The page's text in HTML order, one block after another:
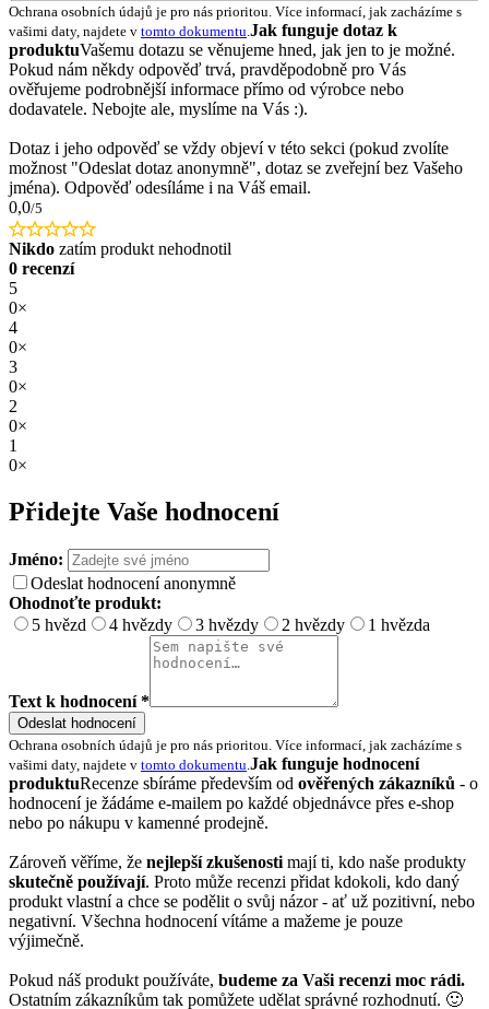
Ochrana osobních údajů je pro nás prioritou. Více informací, jak zacházíme s
vašimi daty, najdete v tomto dokumentu Jak funguje dotaz k
produktuVašemu dotazu se věnujeme hned, jak jen to je možné.
Pokud nám někdy odpověď trvá, pravděpodobně pro Vás
ověřujeme podrobnější informace přímo od výrobce nebo
dodavatele. Nebojte ale, myslíme na Vás :).
Dotaz i jeho odpověď se vždy objeví v této sekci (pokud zvolíte
možnost "Odeslat dotaz anonymně", dotaz se zveřejní bez Vašeho
jména). Odpověď odesíláme i na Váš email.
0,0/5
Nikdo zatím produkt nehodnotil
0 recenzí
5
0×
4
0×
3
0×
2
0×
1
0×
Přidejte Vaše hodnocení
Jméno:
Odeslat hodnocení anonymně
Ohodnoťte produkt:
5 hvězd
4 hvězdy 3 hvězdy 2 hvězdy 1 hvězda
Text k hodnocení *
Odeslat hodnocení
Ochrana osobních údajů je pro nás prioritou. Více informací, jak zacházíme s
vašimi daty, najdete v tomto dokumentu Jak funguje hodnocení
produktuRecenze sbíráme především od ověřených zákazníků - o
hodnocení je žádáme e-mailem po každé objednávce přes e-shop
nebo po nákupu v kamenné prodejně.
Zároveň věříme, že nejlepší zkušenosti mají ti, kdo naše produkty
skutečně používají. Proto může recenzi přidat kdokoli, kdo daný
produkt vlastní a chce se podělit o svůj názor - ať už pozitivní, nebo
negativní. Všechna hodnocení vítáme a mažeme je pouze
výjimečně.
Pokud náš produkt používáte, budeme za Vaši recenzi moc rádi.
Ostatním zákazníkům tak pomůžete udělat správné rozhodnutí. 🙂